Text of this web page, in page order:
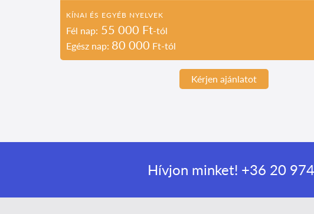
KÍNAI ÉS EGYÉB NYELVEK
Fél nap: 55 000 Ft-tól
Egész nap: 80 000 Ft-tól
Kérjen ajánlatot
Hívjon minket! +36 20